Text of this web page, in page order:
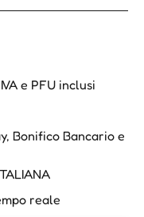
e PFU inclusi
Bonifico Bancario e
reale